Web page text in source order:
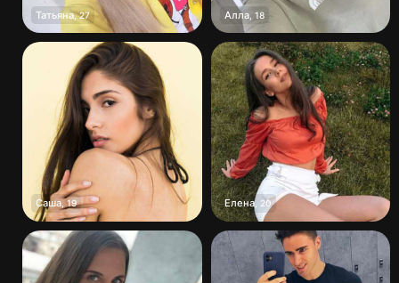
Татьяна,27 Алла, 18
Саша ,19 Елена, 20